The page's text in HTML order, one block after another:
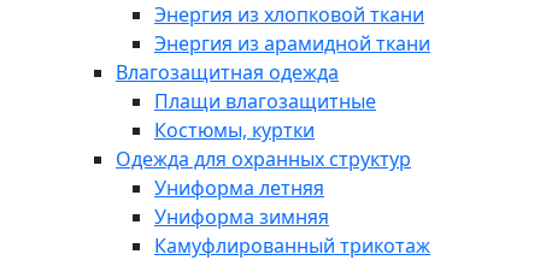
Энергия из хлопковой ткани
Энергия из арамидной ткани
Влагозащитная одежда
Плащи влагозащитные
Костюмы, куртки
Одежда для охранных структур
Униформа летняя
Униформа зимняя
Камуфлированный трикотаж